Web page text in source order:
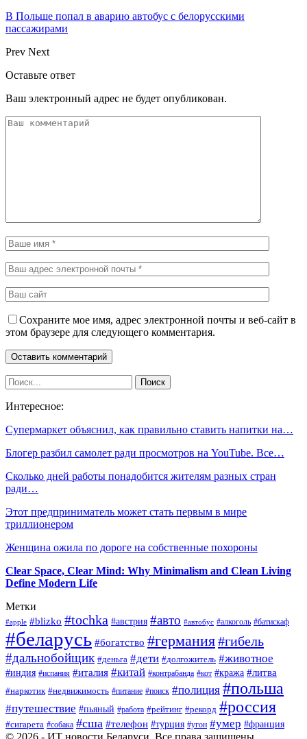
В Польше попал в аварию автобус с белорусскими
пассажирами
Prev Next
Оставьте ответ
Ваш электронный адрес не будет опубликован.
Сохраните мое имя, адрес электронной почты и веб-сайт в
этом браузере для следующего комментария.
Интересное:
Супермаркет объяснил, как правильно ставить напитки на…
Блогер разбил самолет ради просмотров на YouTube. Все…
Сколько дней работы понадобится жителям разных стран
ради…
Этот предприниматель может стать первым в мире
триллионером
Женщина ожила по дороге на собственные похороны
Clear Space, Clear Mind: Why Minimalism and Clean Living
Define Modern Life
Метки
#apple #blizko #tochka #австрия #авто #автобус #алкоголь #батискаф
#беларусь #богатство #германия#гибель
#дальнобойщик #деньга #дети #долгожитель #животное
#индия #испания #италия #китай #контрабанда #кот #кража #литва
#наркотик #недвижимость #питание #поиск #полиция #польша
#путешествие #пьяный #работа #рейтинг #рекорд #россия
#сигарета #собака #сша #телефон #турция #угон #умер #франция
© 2026 - ИТ новости Беларуси. Все права защищены.